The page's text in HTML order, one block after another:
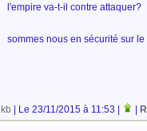
l'empire va-t-il contre attaquer?
sommes nous en sécurité sur
kb | Le 23/11/2015 à 11:53 | |